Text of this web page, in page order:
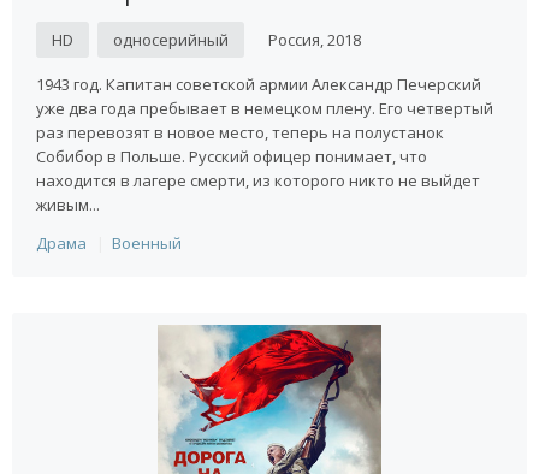
HD односерийный Россия, 2018
1943 год. Капитан советской армии Александр Печерский
уже два года пребывает в немецком плену. Его четвертый
раз перевозят в новое место, теперь на полустанок
Собибор в Польше. Русский офицер понимает, что
находится в лагере смерти, из которого никто не выйдет
живым...
Драма
Военный